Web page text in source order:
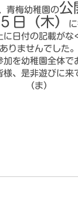
青梅幼稚園の公
日（木）
に日付の記載がな
ありませんでした。
加を幼稚園全体で
様、是非遊びに来
（ま）